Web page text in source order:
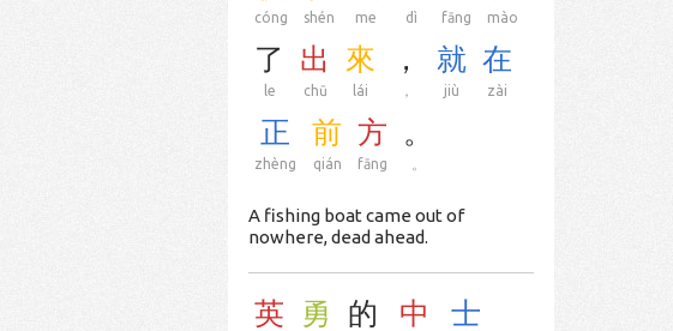
cóng shén me dì fāng mào
了
le
出
chū
來
lái
，
，
就
jiù
在
zài
正
zhèng
前
qián
方
fāng
。
A fishing boat came out of
nowhere, dead ahead.
英 勇 的 中 士